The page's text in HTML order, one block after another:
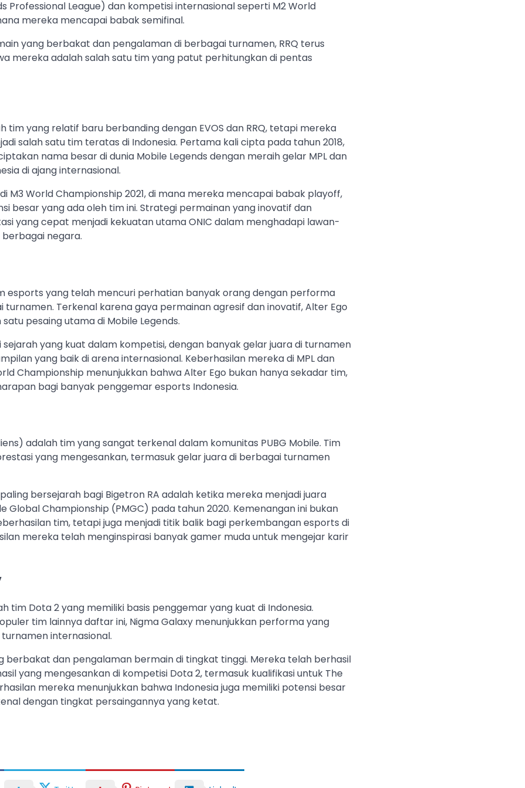
Professional League) dan kompetisi internasional seperti M2 World
mereka mencapai babak semifinal.
yang berbakat dan pengalaman di berbagai turnamen, RRQ terus
mereka adalah salah satu tim yang patut perhitungkan di pentas
tim yang relatif baru berbanding dengan EVOS dan RRQ, tetapi mereka
salah satu tim teratas di Indonesia. Pertama kali cipta pada tahun 2018,
nama besar di dunia Mobile Legends dengan meraih gelar MPL dan
di ajang internasional.
M3 World Championship 2021, di mana mereka mencapai babak playoff,
besar yang ada oleh tim ini. Strategi permainan yang inovatif dan
yang cepat menjadi kekuatan utama ONIC dalam menghadapi lawan-
negara.
esports yang telah mencuri perhatian banyak orang dengan performa
turnamen. Terkenal karena gaya permainan agresif dan inovatif, Alter Ego
pesaing utama di Mobile Legends.
sejarah yang kuat dalam kompetisi, dengan banyak gelar juara di turnamen
yang baik di arena internasional. Keberhasilan mereka di MPL dan
Championship menunjukkan bahwa Alter Ego bukan hanya sekadar tim,
bagi banyak penggemar esports Indonesia.
adalah tim yang sangat terkenal dalam komunitas PUBG Mobile. Tim
yang mengesankan, termasuk gelar juara di berbagai turnamen
bersejarah bagi Bigetron RA adalah ketika mereka menjadi juara
Global Championship (PMGC) pada tahun 2020. Kemenangan ini bukan
tim, tetapi juga menjadi titik balik bagi perkembangan esports di
mereka telah menginspirasi banyak gamer muda untuk mengejar karir
tim Dota 2 yang memiliki basis penggemar yang kuat di Indonesia.
tim lainnya daftar ini, Nigma Galaxy menunjukkan performa yang
internasional.
berbakat dan pengalaman bermain di tingkat tinggi. Mereka telah berhasil
yang mengesankan di kompetisi Dota 2, termasuk kualifikasi untuk The
mereka menunjukkan bahwa Indonesia juga memiliki potensi besar
dengan tingkat persaingannya yang ketat.